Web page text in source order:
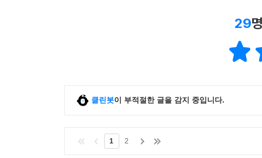
29
클린봇이 부적절한 글을 감지 중입니다.
1 2